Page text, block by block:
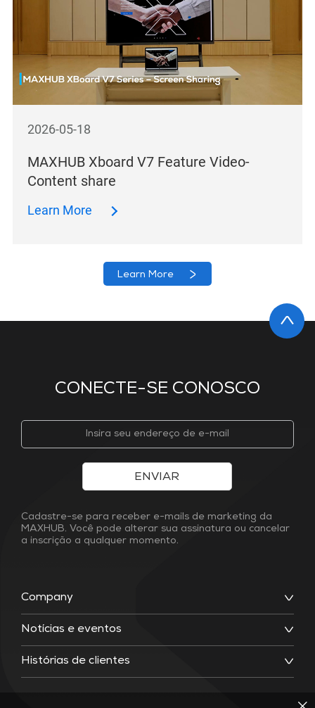
2026-05-18
MAXHUB Xboard V7 Feature Video-
Content share
Learn More
Learn More
CONECTE-SE CONOSCO
Company
Notícias e eventos
Histórias de clientes
ENVIAR
Cadastre-se para receber e-mails de marketing da
MAXHUB. Você pode alterar sua assinatura ou cancelar
a inscrição a qualquer momento.